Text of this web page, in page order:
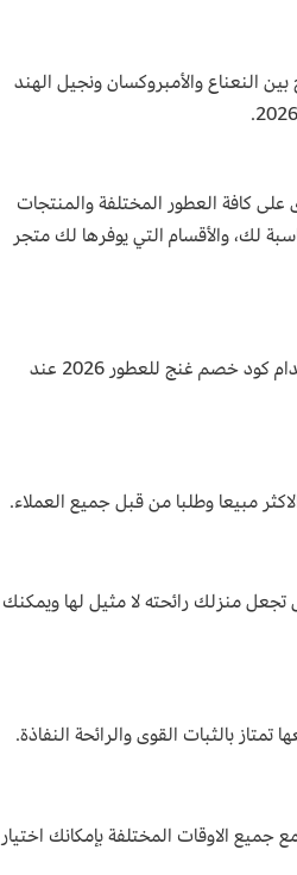
النعناع والأمبروكسان ونجيل الهند
كافة العطور المختلفة والمنتجات
لك، والأقسام التي يوفرها لك متجر
به تشكيلة من العطور التي تناسب الجنسين بامكانك التعرف عليها وطلب أي منها مع استخدام كود خصم غنج للعطور 2026 عند
مبيعا وطلبا من قبل جميع العملاء.
منزلك رائحته لا مثيل لها ويمكنك
بالثبات القوى والرائحة النفاذة.
جميع الاوقات المختلفة بإمكانك اختيار